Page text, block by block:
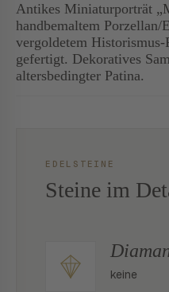
Antikes Miniaturporträt
handbemaltem
vergoldetem
gefertigt. Dekoratives
altersbedingter Patina.
EDELSTEINE
Steine im
keine